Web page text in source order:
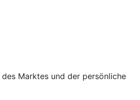
Marktes und der persönliche